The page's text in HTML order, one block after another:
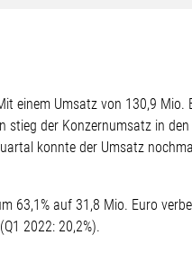
einem Umsatz von 130,9 Mio.
der Konzernumsatz in
konnte der Umsatz
63,1% auf 31,8 Mio. Euro
2022: 20,2%).